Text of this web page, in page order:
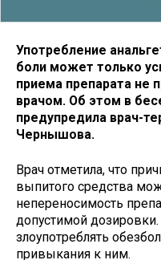
Употребление
боли может только
приема препарата не
врачом. Об этом в
предупредила врач-
Чернышова.
Врач отметила, что
выпитого средства
непереносимость
допустимой
злоупотреблять
привыкания к ним.